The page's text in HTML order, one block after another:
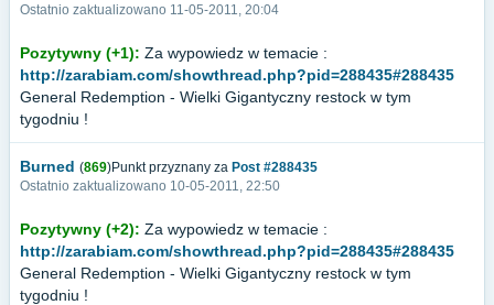
Ostatnio zaktualizowano 11-05-2011, 20:04
Pozytywny (+1): Za wypowiedz w temacie :
http://zarabiam.com/showthread.php?pid=288435#288435
General Redemption - Wielki Gigantyczny restock w tym
tygodniu !
Burned (869)Punkt przyznany za Post #288435
Ostatnio zaktualizowano 10-05-2011, 22:50
Pozytywny (+2): Za wypowiedz w temacie :
http://zarabiam.com/showthread.php?pid=288435#288435
General Redemption - Wielki Gigantyczny restock w tym
tygodniu !